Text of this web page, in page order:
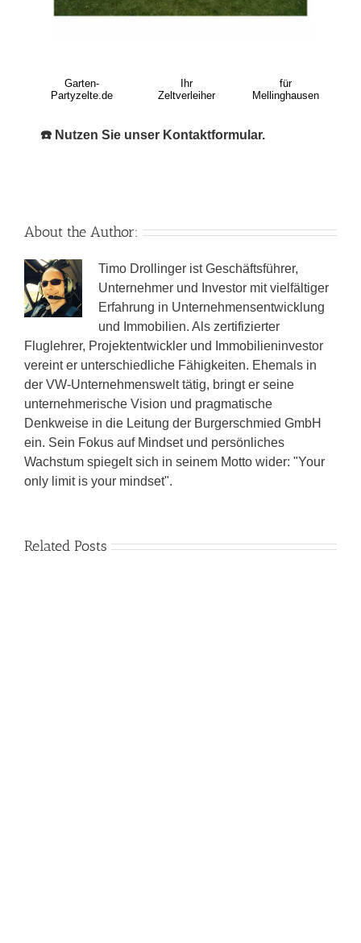
Garten-
Partyzelte.de
Ihr
Zeltverleiher
für
Mellinghausen
☎️ Nutzen Sie unser Kontaktformular.
About the Author:
Timo Drollinger ist Geschäftsführer,
Unternehmer und Investor mit vielfältiger
Erfahrung in Unternehmensentwicklung
und Immobilien. Als zertifizierter
Fluglehrer, Projektentwickler und Immobilieninvestor
vereint er unterschiedliche Fähigkeiten. Ehemals in
der VW-Unternehmenswelt tätig, bringt er seine
unternehmerische Vision und pragmatische
Denkweise in die Leitung der Burgerschmied GmbH
ein. Sein Fokus auf Mindset und persönliches
Wachstum spiegelt sich in seinem Motto wider: "Your
only limit is your mindset".
Related Posts